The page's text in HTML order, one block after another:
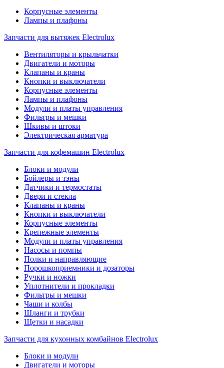
Корпусные элементы
Лампы и плафоны
Запчасти для вытяжек Electrolux
Вентиляторы и крыльчатки
Двигатели и моторы
Клапаны и краны
Кнопки и выключатели
Корпусные элементы
Лампы и плафоны
Модули и платы управления
Фильтры и мешки
Шкивы и штоки
Электрическая арматура
Запчасти для кофемашин Electrolux
Блоки и модули
Бойлеры и тэны
Датчики и термостаты
Двери и стекла
Клапаны и краны
Кнопки и выключатели
Корпусные элементы
Крепежные элементы
Модули и платы управления
Насосы и помпы
Полки и направляющие
Порошкоприемники и дозаторы
Ручки и ножки
Уплотнители и прокладки
Фильтры и мешки
Чаши и колбы
Шланги и трубки
Щетки и насадки
Запчасти для кухонных комбайнов Electrolux
Блоки и модули
Двигатели и моторы